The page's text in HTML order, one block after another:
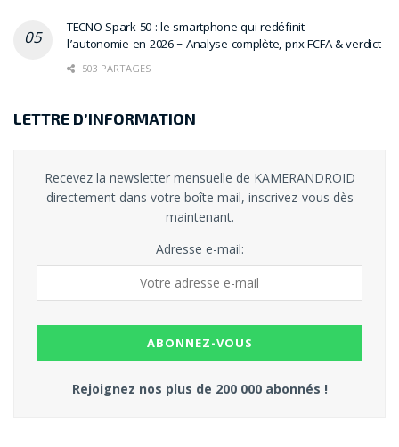
TECNO Spark 50 : le smartphone qui redéfinit
l’autonomie en 2026 – Analyse complète, prix FCFA & verdict
503 PARTAGES
LETTRE D’INFORMATION
Recevez la newsletter mensuelle de KAMERANDROID
directement dans votre boîte mail, inscrivez-vous dès
maintenant.
Adresse e-mail:
Rejoignez nos plus de 200 000 abonnés !